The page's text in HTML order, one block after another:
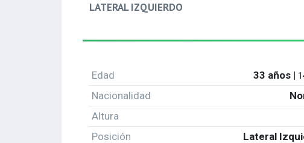
LATERAL IZQUIERDO
Edad 33 años |
Nacionalidad
Altura
Posición
Lateral